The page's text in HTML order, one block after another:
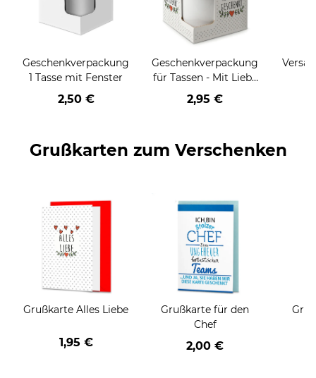
Geschenkverpackung
1 Tasse mit Fenster
2,50 €
Geschenkverpackung
für Tassen - Mit Liebe
geschenkt
2,95 €
Grußkarten zum Verschenken
Grußkarte Alles Liebe
1,95 €
Grußkarte für den
Chef
2,00 €